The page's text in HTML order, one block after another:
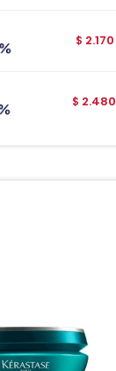
$ 2.170
$ 2.480